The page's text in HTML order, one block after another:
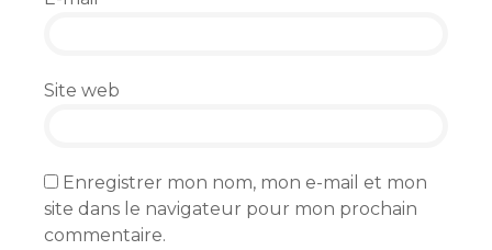
Site web
Enregistrer mon nom, mon e-mail et mon
site dans le navigateur pour mon prochain
commentaire.